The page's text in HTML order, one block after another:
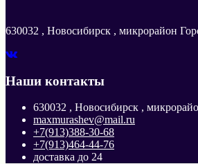
630032 , Новосибирск , микрорайон
Наши контакты
630032 , Новосибирск ,
maxmurashev@mail.ru
+7(913)388-30-68
+7(913)464-44-76
доставка до 24